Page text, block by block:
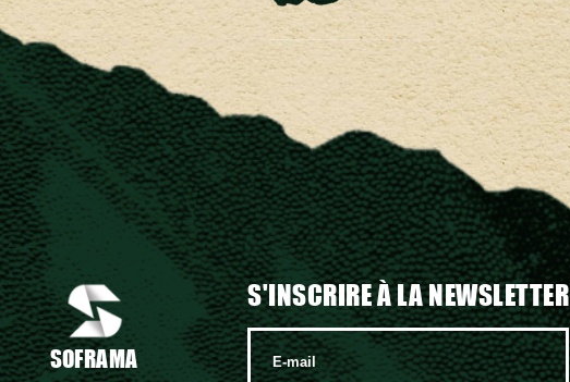
SOFRAMA
S'INSCRIRE À LA NEWSLETTER